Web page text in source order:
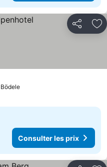
Partager
Consulter les prix